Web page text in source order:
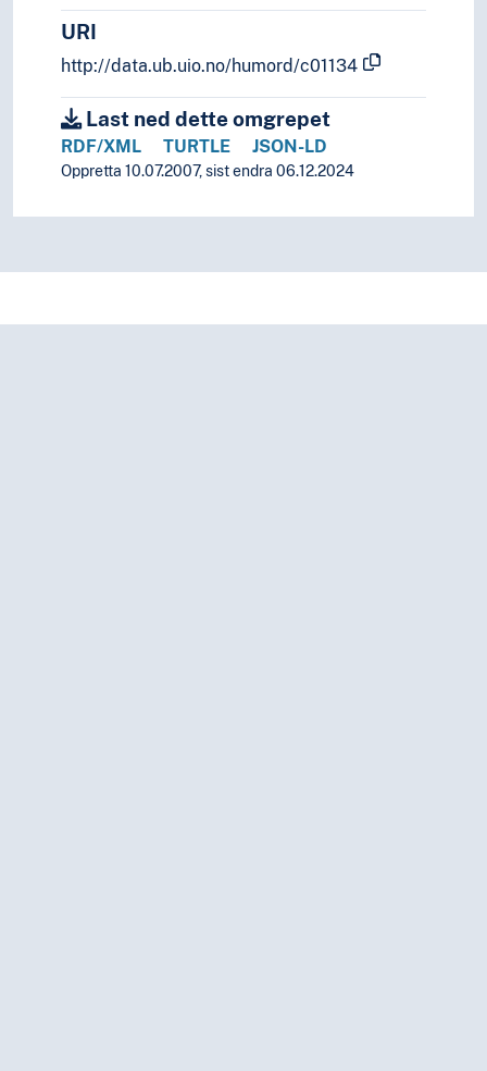
Kalasha folkedikting
Kanuri folkedikting
Kanaaneisk folkedikting
Karakalpakisk folkedikting
Karatsjai folkedikting
Karelsk folkedikting
Katalansk folkedikting
Keltisk folkedikting
Khaladsj folkedikting
URI
http://data.ub.uio.no/humord/c01134
Last ned dette omgrepet
RDF/XML TURTLE JSON-LD
Oppretta 10.07.2007, sist endra 06.12.2024